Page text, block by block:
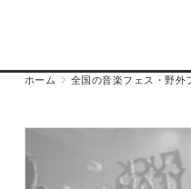
ホーム 全国の音楽フェス・野外